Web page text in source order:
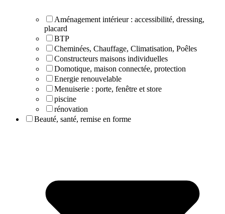
Aménagement intérieur : accessibilité, dressing,
placard
BTP
Cheminées, Chauffage, Climatisation, Poêles
Constructeurs maisons individuelles
Domotique, maison connectée, protection
Energie renouvelable
Menuiserie : porte, fenêtre et store
piscine
rénovation
Beauté, santé, remise en forme